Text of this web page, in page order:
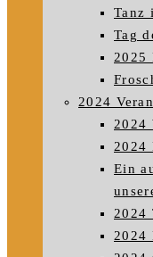
Tanz
Tag
2025
2024
2024
2024
Ein
2024
2024